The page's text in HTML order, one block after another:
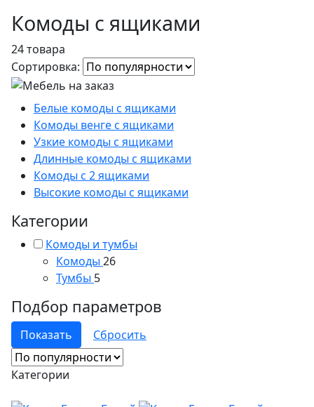
Комоды с ящиками
24 товара
Сортировка:
Белые комоды с ящиками
Комоды венге с ящиками
Узкие комоды с ящиками
Длинные комоды с ящиками
Комоды с 2 ящиками
Высокие комоды с ящиками
Категории
Комоды и тумбы
Комоды 26
Тумбы 5
Подбор параметров
Категории